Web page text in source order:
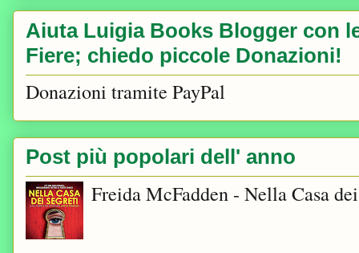
Aiuta Luigia Books Blogger con
Fiere; chiedo piccole Donazioni!
Donazioni tramite PayPal
Post più popolari dell' anno
Freida McFadden - Nella Casa